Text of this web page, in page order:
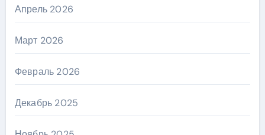
Апрель 2026
Март 2026
Февраль 2026
Декабрь 2025